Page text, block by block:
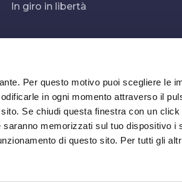
Per questo motivo puoi scegliere le
in ogni momento attraverso il
Se chiudi questa finestra con un
saranno memorizzati sul tuo dispositivo i
di questo sito. Per tutti gli
In giro in libertà